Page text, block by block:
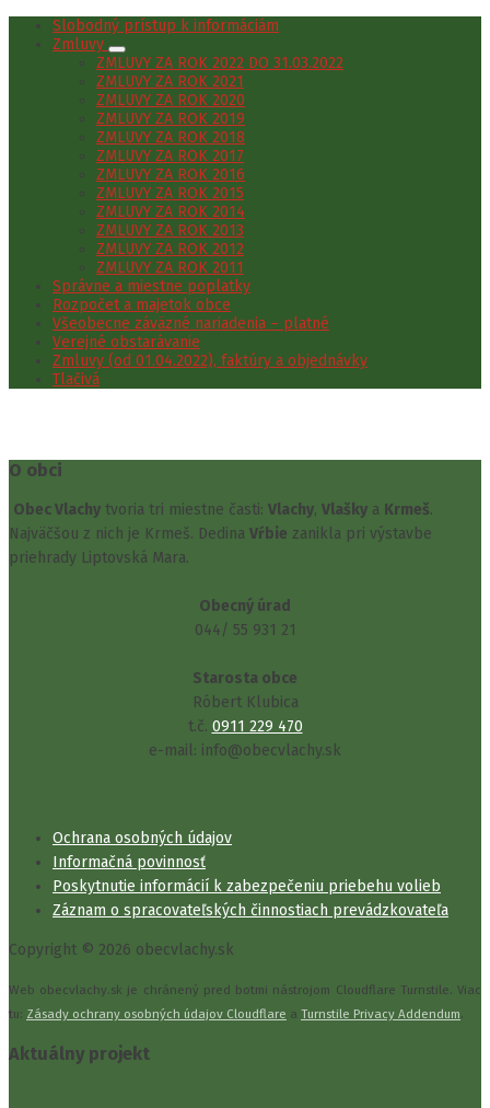
Slobodný prístup k informáciám
Zmluvy
ZMLUVY ZA ROK 2022 DO 31.03.2022
ZMLUVY ZA ROK 2021
ZMLUVY ZA ROK 2020
ZMLUVY ZA ROK 2019
ZMLUVY ZA ROK 2018
ZMLUVY ZA ROK 2017
ZMLUVY ZA ROK 2016
ZMLUVY ZA ROK 2015
ZMLUVY ZA ROK 2014
ZMLUVY ZA ROK 2013
ZMLUVY ZA ROK 2012
ZMLUVY ZA ROK 2011
Správne a miestne poplatky
Rozpočet a majetok obce
Všeobecne záväzné nariadenia – platné
Verejné obstarávanie
Zmluvy (od 01.04.2022), faktúry a objednávky
Tlačivá
O obci
Obec Vlachy tvoria tri miestne časti: Vlachy, Vlašky a Krmeš.
Najväčšou z nich je Krmeš. Dedina Vŕbie zanikla pri výstavbe
priehrady Liptovská Mara.
Obecný úrad
044/ 55 931 21
Starosta obce
Róbert Klubica
t.č. 0911 229 470
e-mail: info@obecvlachy.sk
Ochrana osobných údajov
Informačná povinnosť
Poskytnutie informácií k zabezpečeniu priebehu volieb
Záznam o spracovateľských činnostiach prevádzkovateľa
Copyright © 2026 obecvlachy.sk
Web obecvlachy.sk je chránený pred botmi nástrojom Cloudflare Turnstile. Viac
tu: Zásady ochrany osobných údajov Cloudflare a Turnstile Privacy Addendum.
Aktuálny projekt